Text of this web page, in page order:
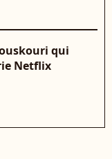
qui
Netflix